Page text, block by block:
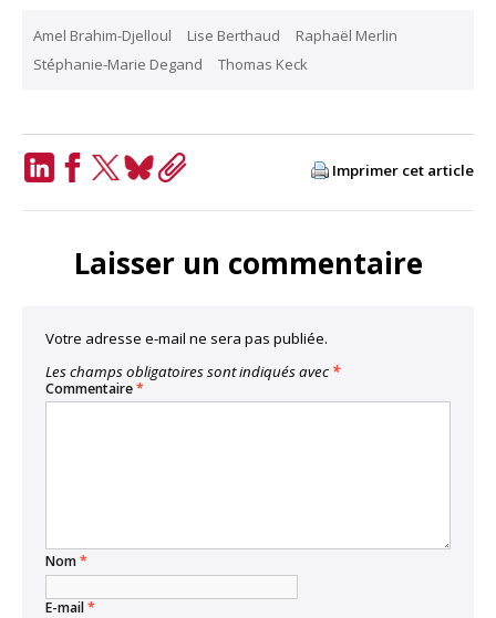
Amel Brahim-Djelloul Lise Berthaud
Raphaël Merlin
Stéphanie-Marie Degand
Thomas Keck
Imprimer cet article
Laisser un commentaire
Votre adresse e-mail ne sera pas publiée.
Les champs obligatoires sont indiqués avec *
Commentaire*
Nom*
E-mail*